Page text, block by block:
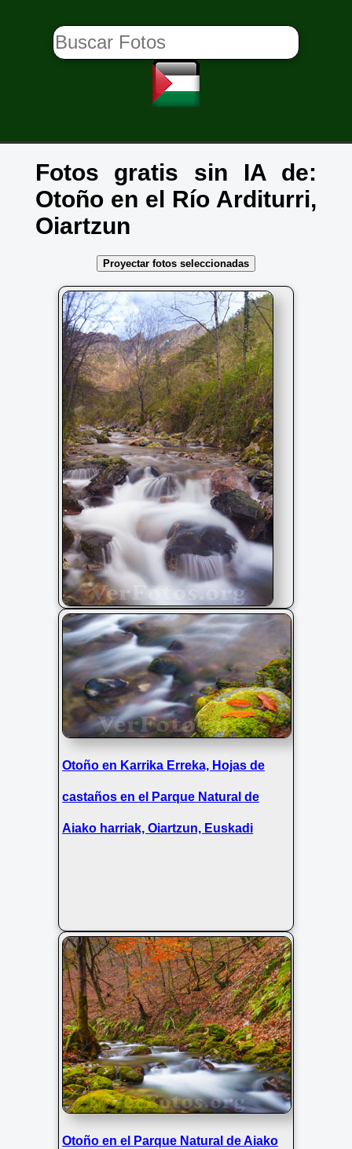
Fotos gratis sin IA de:
Otoño en el Río Arditurri,
Oiartzun
Proyectar fotos seleccionadas
Otoño en el Río Arditurri, Oiartzun
Otoño en Karrika Erreka, Hojas de
castaños en el Parque Natural de
Aiako harriak, Oiartzun, Euskadi
Otoño en el Parque Natural de Aiako